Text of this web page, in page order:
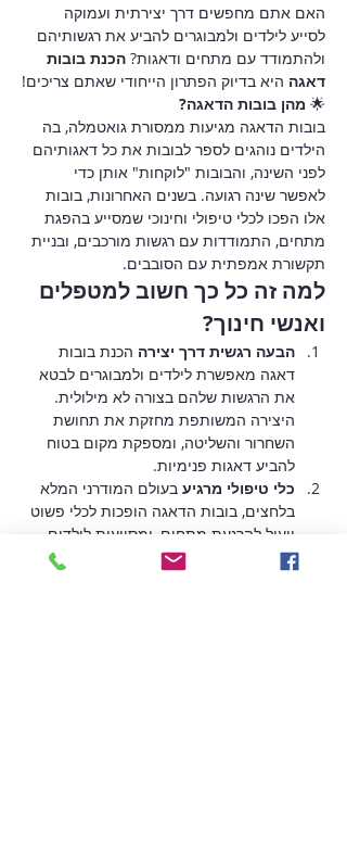
האם אתם מחפשים דרך יצירתית ועמוקה
לסייע לילדים ולמבוגרים להביע את רגשותיהם
ולהתמודד עם מתחים ודאגות? הכנת בובות
דאגה היא בדיוק הפתרון הייחודי שאתם צריכים!
🌟 מהן בובות הדאגה?
בובות הדאגה מגיעות ממסורת גואטמלה, בה
הילדים נוהגים לספר לבובות את כל דאגותיהם
לפני השינה, והבובות "לוקחות" אותן כדי
לאפשר שינה רגועה. בשנים האחרונות, בובות
אלו הפכו לכלי טיפולי וחינוכי שמסייע בהפגת
מתחים, התמודדות עם רגשות מורכבים, ובניית
תקשורת אמפתית עם הסובבים.
למה זה כל כך חשוב למטפלים
ואנשי חינוך?
הבעה רגשית דרך יצירה הכנת בובות
דאגה מאפשרת לילדים ולמבוגרים לבטא
את הרגשות שלהם בצורה לא מילולית.
היצירה המשותפת מחזקת את תחושת
השחרור והשליטה, ומספקת מקום בטוח
להביע דאגות פנימיות.
כלי טיפולי מרגיע בעולם המודרני המלא
בלחצים, בובות הדאגה הופכות לכלי פשוט
ויעיל להרגעת מתחים, ומסייעות לילדים
(ולמבוגרים!) לקבל תחושת רוגע וביטחון.